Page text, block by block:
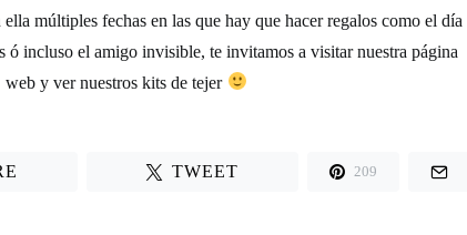
múltiples fechas en las que hay que hacer regalos como el día
ó incluso el amigo invisible, te invitamos a visitar nuestra página
web y ver nuestroskits de tejer
TWEET 209